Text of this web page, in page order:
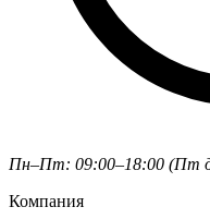
Пн–Пт: 09:00–18:00 (Пт
Компания